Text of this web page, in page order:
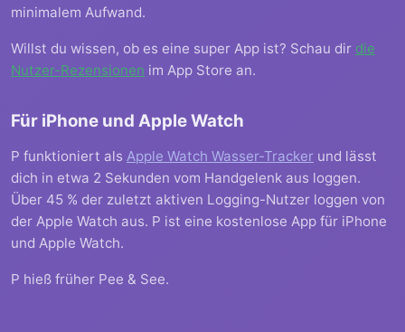
minimalem Aufwand.
Willst du wissen, ob es eine super App ist? Schau dir die
Nutzer-Rezensionen im App Store an.
Für iPhone und Apple Watch
P funktioniert als Apple Watch Wasser-Tracker und lässt
dich in etwa 2 Sekunden vom Handgelenk aus loggen.
Über 45 % der zuletzt aktiven Logging-Nutzer loggen von
der Apple Watch aus. P ist eine kostenlose App für iPhone
und Apple Watch.
P hieß früher Pee & See.